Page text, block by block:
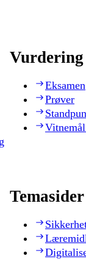
Vurdering
Eksamen
Prøver
Temasider